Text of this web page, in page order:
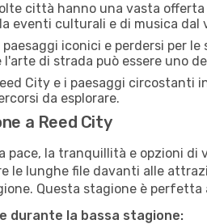
città hanno una vasta
eventi culturali e di musica dal
paesaggi iconici e perdersi per
di strada può essere uno
City e i paesaggi circostanti
da esplorare.
a Reed City
pace, la tranquillità e opzioni
le lunghe file davanti alle
Questa stagione è
durante la bassa stagione: